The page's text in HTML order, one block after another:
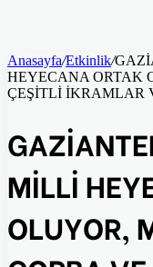
Anasayfa/Etkinlik/
HEYECANA ORTAK
ÇEŞİTLİ İKRAMLAR
MİLLİ
OLUYOR,